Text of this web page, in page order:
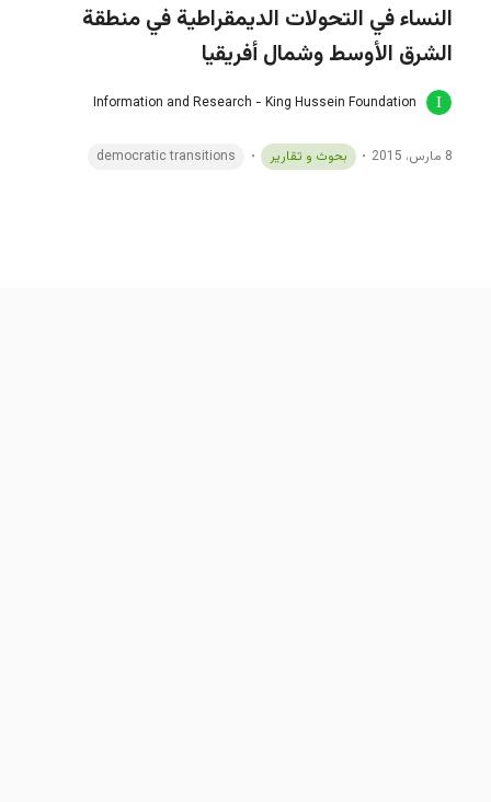
النساء في التحولات الديمقراطية في منطقة
الشرق الأوسط وشمال أفريقيا
Information and Research - King Hussein Foundation
8 مارس، 2015 بحوث و تقارير democratic transitions